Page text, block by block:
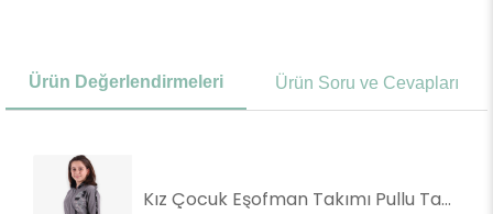
Ürün Değerlendirmeleri Ürün Soru ve Cevapları
Kız Çocuk Eşofman Takımı Pullu Taşlı Füme (6 Yaş)